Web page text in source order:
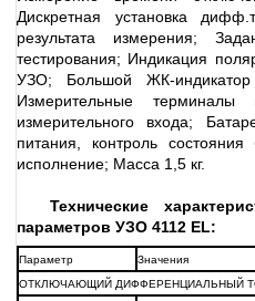
Дискретная установка
результата измерения;
тестирования; Индикация
УЗО; Большой ЖК-
Измерительные
измерительного входа;
питания, контроль
исполнение; Масса 1,5 кг.
Технические
параметров УЗО 4112 EL:
Параметр
Значения
ОТКЛЮЧАЮЩИЙ ДИФФЕРЕНЦИАЛЬНЫЙ